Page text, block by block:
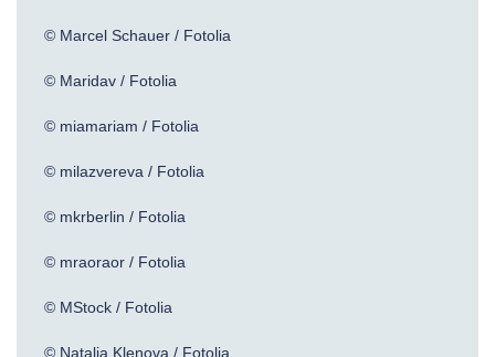
© Marcel Schauer / Fotolia
© Maridav / Fotolia
© miamariam / Fotolia
© milazvereva / Fotolia
© mkrberlin / Fotolia
© mraoraor / Fotolia
© MStock / Fotolia
© Natalia Klenova / Fotolia